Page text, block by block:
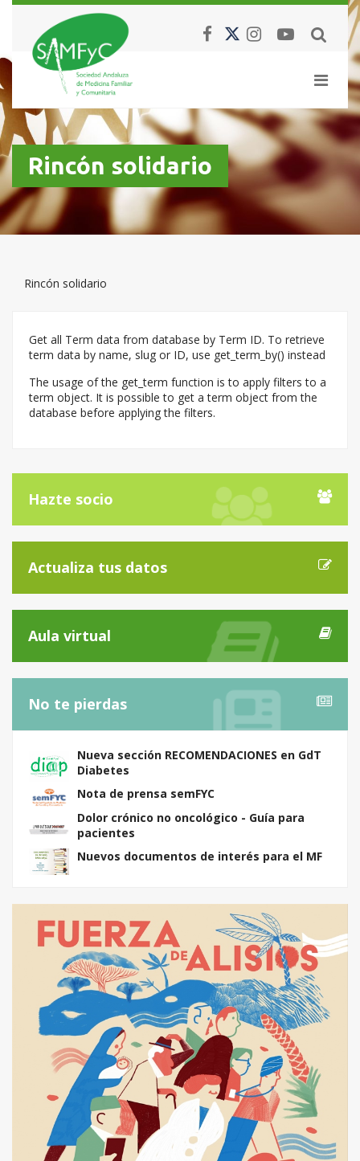
Rincón solidario
Rincón solidario
Get all Term data from database by Term ID. To retrieve
term data by name, slug or ID, use get_term_by() instead
The usage of the get_term function is to apply filters to a
term object. It is possible to get a term object from the
database before applying the filters.
Hazte socio
Actualiza tus datos
Aula virtual
No te pierdas
Nueva sección RECOMENDACIONES en GdT
Diabetes
Nota de prensa semFYC
Dolor crónico no oncológico - Guía para
pacientes
Nuevos documentos de interés para el MF